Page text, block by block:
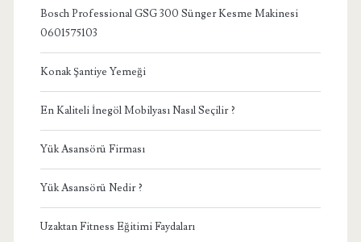
Bosch Professional GSG 300 Sünger Kesme Makinesi
0601575103
Konak Şantiye Yemeği
En Kaliteli İnegöl Mobilyası Nasıl Seçilir ?
Yük Asansörü Firması
Yük Asansörü Nedir ?
Uzaktan Fitness Eğitimi Faydaları